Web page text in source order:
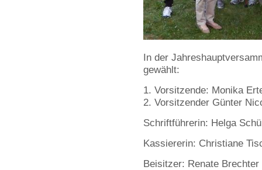
In der
gewählt:
Vorsitzende: Monika
Vorsitzender Günter
Schriftführerin: Helga
Kassiererin: Christiane
Beisitzer: Renate Brechter